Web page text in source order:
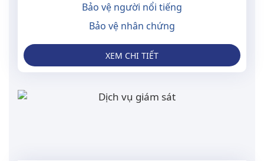
Bảo vệ người nổi tiếng
Bảo vệ nhân chứng
XEM CHI TIẾT